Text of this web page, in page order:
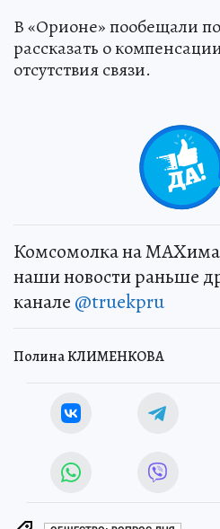
В «Орионе» пообещали
рассказать о
отсутствия связи.
Комсомолка на
наши новости раньше
канале @truekpru
Полина КЛИМЕНКОВА